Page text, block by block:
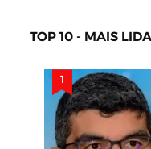
TOP 10 - MAIS